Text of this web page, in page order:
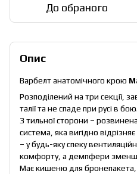
До обраного
Опис
Варбелт анатомічного крою
Розподілений на три секції,
талії та не спаде при русі в бою.
З тильної сторони –
система, яка вигідно
– у будь-яку спеку
комфорту, а демпфери
Має кишеню для бронепакета